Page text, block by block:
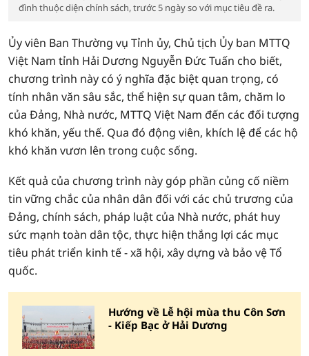
đình thuộc diện chính sách, trước 5 ngày so với mục tiêu đề ra.
Ủy viên Ban Thường vụ Tỉnh ủy, Chủ tịch Ủy ban MTTQ
Việt Nam tỉnh Hải Dương Nguyễn Đức Tuấn cho biết,
chương trình này có ý nghĩa đặc biệt quan trọng, có
tính nhân văn sâu sắc, thể hiện sự quan tâm, chăm lo
của Đảng, Nhà nước, MTTQ Việt Nam đến các đối tượng
khó khăn, yếu thế. Qua đó động viên, khích lệ để các hộ
khó khăn vươn lên trong cuộc sống.
Kết quả của chương trình này góp phần củng cố niềm
tin vững chắc của nhân dân đối với các chủ trương của
Đảng, chính sách, pháp luật của Nhà nước, phát huy
sức mạnh toàn dân tộc, thực hiện thắng lợi các mục
tiêu phát triển kinh tế - xã hội, xây dựng và bảo vệ Tổ
quốc.
Hướng về Lễ hội mùa thu Côn Sơn
- Kiếp Bạc ở Hải Dương